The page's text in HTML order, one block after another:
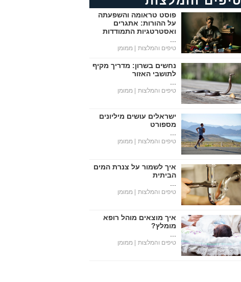
פוסט טראומה והשפעתה
על ההורות: אתגרים
ואסטרטגיות התמודדות
טיפים והמלצות | ממומן
נחשים בשרון: מדריך מקיף
לתושבי האזור
טיפים והמלצות | ממומן
ישראלים עושים מיליונים
מספורט
טיפים והמלצות | ממומן
איך לשמור על צנרת המים
הביתית
טיפים והמלצות | ממומן
איך מוצאים מוהל רופא
מומלץ?
טיפים והמלצות | ממומן